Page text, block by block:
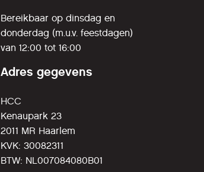
Bereikbaar op dinsdag en
donderdag (m.u.v. feestdagen)
van 12:00 tot 16:00
Adres gegevens
HCC
Kenaupark 23
2011 MR Haarlem
KVK: 30082311
BTW: NL007084080B01